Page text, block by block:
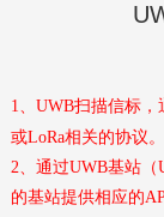
1、UWB扫描信标，
或LoRa相关的协议。
2、通过UWB基站
的基站提供相应的